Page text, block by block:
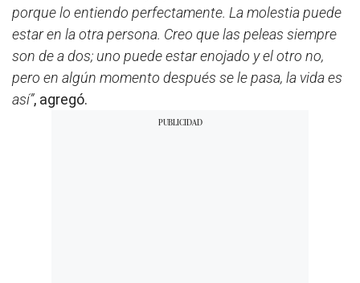
porque lo entiendo perfectamente. La molestia puede
estar en la otra persona. Creo que las peleas siempre
son de a dos; uno puede estar enojado y el otro no,
pero en algún momento después se le pasa, la vida es
así”, agregó.